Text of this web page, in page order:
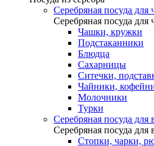
Серебряная посуда для
Серебряная посуда для
Чашки, кружки
Подстаканники
Блюдца
Сахарницы
Ситечки,
Чайники,
Молочники
Турки
Серебряная посуда для
Серебряная посуда для
Стопки, чарки,